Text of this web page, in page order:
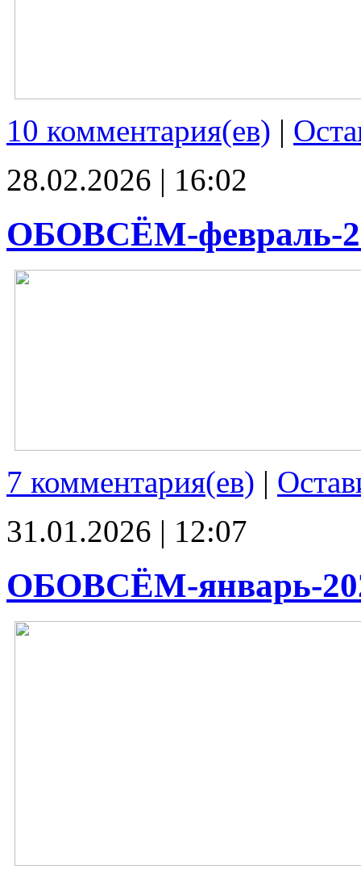
10 комментария(ев) |
28.02.2026 | 16:02
ОБОВСЁМ-февраль-
7 комментария(ев) |
31.01.2026 | 12:07
ОБОВСЁМ-январь-